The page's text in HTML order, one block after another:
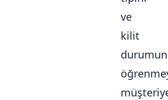
ve
kilit